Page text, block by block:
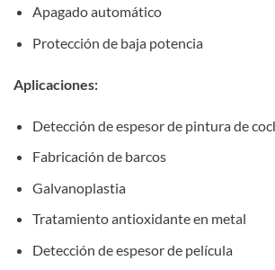
Apagado automático
Protección de baja potencia
Aplicaciones:
Detección de espesor de pintura de
Fabricación de barcos
Galvanoplastia
Tratamiento antioxidante en metal
Detección de espesor de película